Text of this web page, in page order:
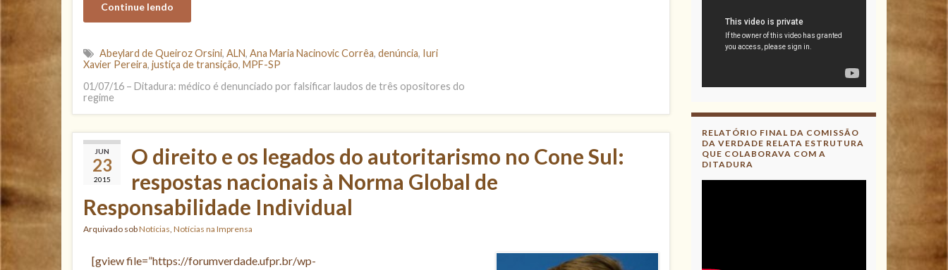
Continue lendo
Abeylard de Queiroz Orsini, ALN, Ana Maria Nacinovic Corrêa, denúncia, Iuri
Xavier Pereira, justiça de transição, MPF-SP
01/07/16 – Ditadura: médico é denunciado por falsificar laudos de três opositores do
regime
JUN
23
2015
O direito e os legados do autoritarismo no Cone Sul:
respostas nacionais à Norma Global de
Responsabilidade Individual
Arquivado sobNotícias, Notícias na Imprensa
[gview file=”https://forumverdade.ufpr.br/wp-
RELATÓRIO FINAL DA COMISSÃO
DA VERDADE RELATA ESTRUTURA
QUE COLABORAVA COM A
DITADURA